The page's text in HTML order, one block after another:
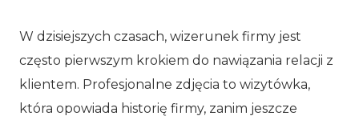
W dzisiejszych czasach, wizerunek firmy jest
często pierwszym krokiem do nawiązania relacji z
klientem. Profesjonalne zdjęcia to wizytówka,
która opowiada historię firmy, zanim jeszcze